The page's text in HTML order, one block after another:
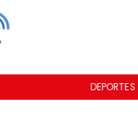
DEPORTES